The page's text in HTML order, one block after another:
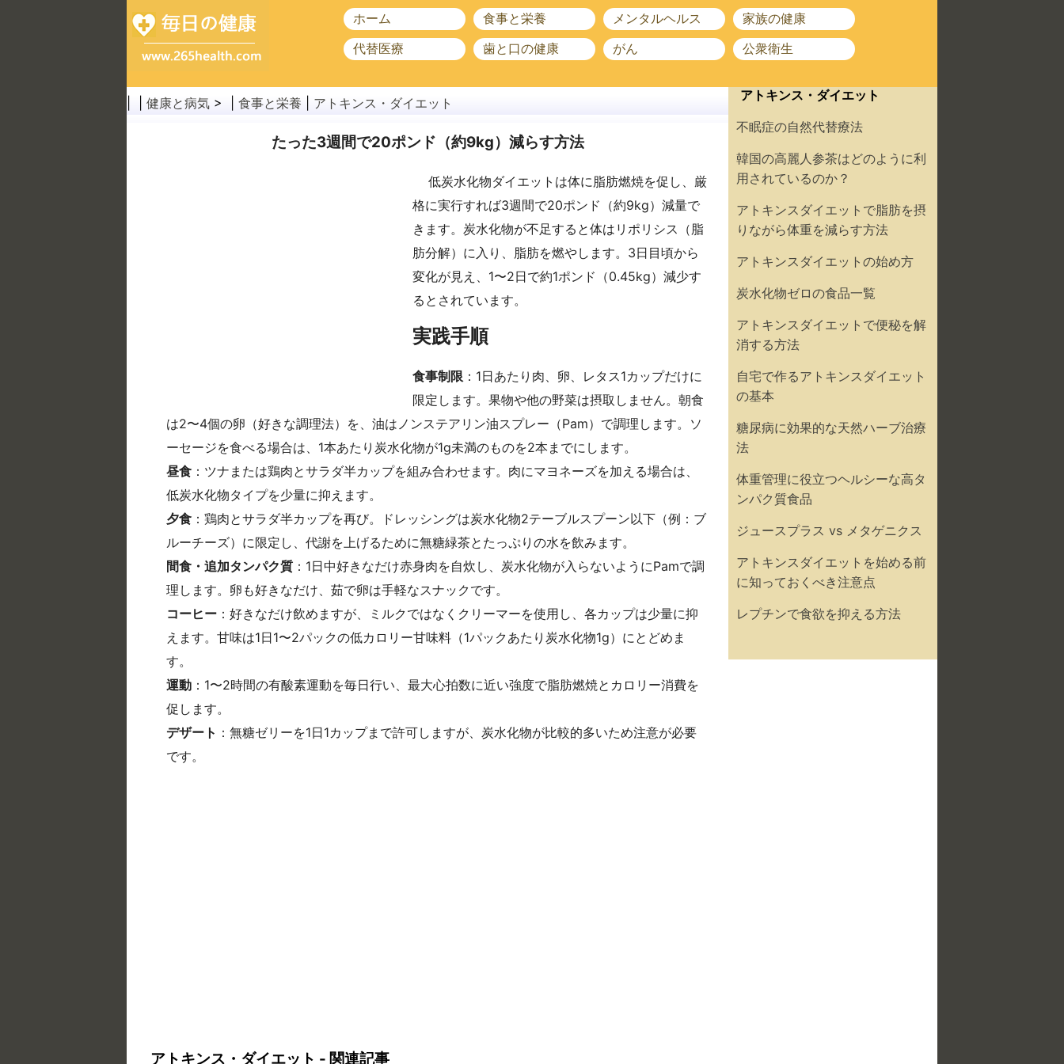
ホーム 食事と栄養 メンタルヘルス
家族の健康
代替医療
歯と口の健康 がん 公衆衛生
健康と病気 > | 食事と栄養 アトキンス・ダイエット
たった3週間で20ポンド（約9kg）減らす方法
低炭水化物ダイエットは体に脂肪燃焼を促し、厳
格に実行すれば3週間で20ポンド（約9kg）減量で
きます。炭水化物が不足すると体はリポリシス（脂
肪分解）に入り、脂肪を燃やします。3日目頃から
変化が見え、1〜2日で約1ポンド（0.45kg）減少す
るとされています。
実践手順
食事制限 ：1日あたり肉、卵、レタス1カップだけに
限定します。果物や他の野菜は摂取しません。朝食
は2〜4個の卵（好きな調理法）を、油はノンステアリン油スプレー（Pam）で調理します。ソ
ーセージを食べる場合は、1本あたり炭水化物が1g未満のものを2本までにします。
昼食 ：ツナまたは鶏肉とサラダ半カップを組み合わせます。肉にマヨネーズを加える場合は、
低炭水化物タイプを少量に抑えます。
夕食 ：鶏肉とサラダ半カップを再び。ドレッシングは炭水化物2テーブルスプーン以下（例：ブ
ルーチーズ）に限定し、代謝を上げるために無糖緑茶とたっぷりの水を飲みます。
間食・追加タンパク質 ：1日中好きなだけ赤身肉を自炊し、炭水化物が入らないようにPamで調
理します。卵も好きなだけ、茹で卵は手軽なスナックです。
コーヒー ：好きなだけ飲めますが、ミルクではなくクリーマーを使用し、各カップは少量に抑
えます。甘味は1日1〜2パックの低カロリー甘味料（1パックあたり炭水化物1g）にとどめま
す。
運動 ：1〜2時間の有酸素運動を毎日行い、最大心拍数に近い強度で脂肪燃焼とカロリー消費を
促します。
デザート ：無糖ゼリーを1日1カップまで許可しますが、炭水化物が比較的多いため注意が必要
です。
アトキンス・ダイエット - 関連記事
アトキンス・ダイエット
不眠症の自然代替療法
韓国の高麗人参茶はどのように利
用されているのか？
アトキンスダイエットで脂肪を摂
りながら体重を減らす方法
アトキンスダイエットの始め方
炭水化物ゼロの食品一覧
アトキンスダイエットで便秘を解
消する方法
自宅で作るアトキンスダイエット
の基本
糖尿病に効果的な天然ハーブ治療
法
体重管理に役立つヘルシーな高タ
ンパク質食品
ジュースプラス vs メタゲニクス
アトキンスダイエットを始める前
に知っておくべき注意点
レプチンで食欲を抑える方法